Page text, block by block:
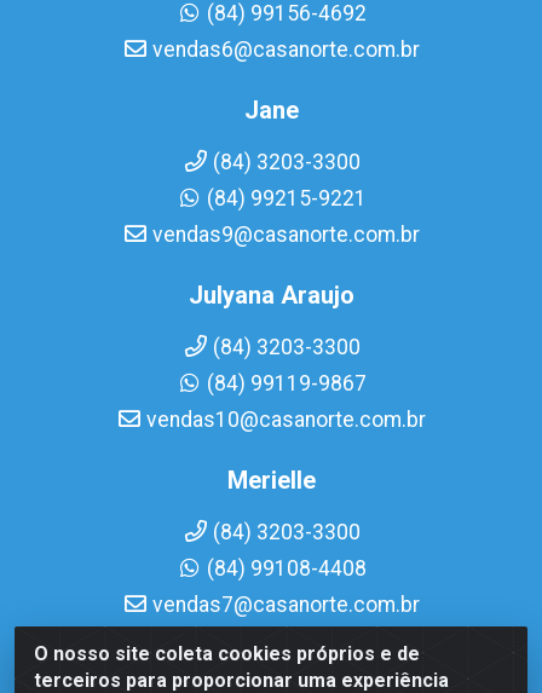
O nosso site coleta cookies próprios e de
terceiros para proporcionar uma experiência
(84) 99156-4692
vendas6@casanorte.com.br
Jane
(84) 3203-3300
(84) 99215-9221
vendas9@casanorte.com.br
Julyana Araujo
(84) 3203-3300
(84) 99119-9867
vendas10@casanorte.com.br
Merielle
(84) 3203-3300
(84) 99108-4408
vendas7@casanorte.com.br
Casa Norte LTDA - Av. Interventor Mário Câmara, 1815 -